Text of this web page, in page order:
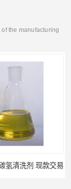
the manufacturing